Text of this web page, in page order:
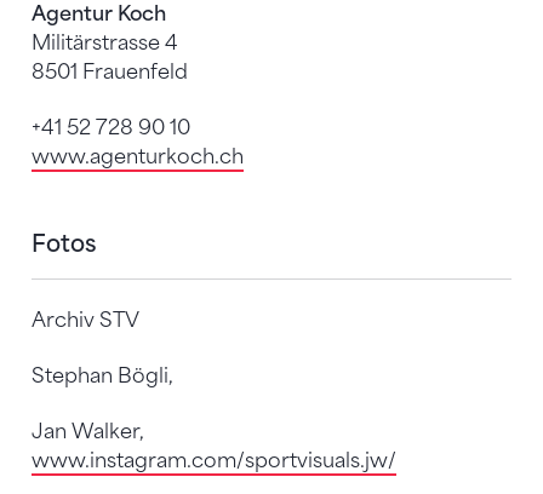
Agentur Koch
Militärstrasse 4
8501 Frauenfeld
+41 52 728 90 10
www.agenturkoch.ch
Fotos
Archiv STV
Stephan Bögli,
Jan Walker,
www.instagram.com/sportvisuals.jw/